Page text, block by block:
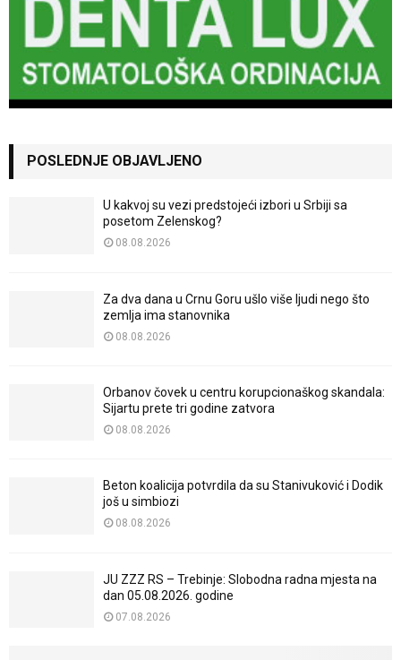
POSLEDNJE OBJAVLJENO
U kakvoj su vezi predstojeći izbori u Srbiji sa
posetom Zelenskog?
08.08.2026
Za dva dana u Crnu Goru ušlo više ljudi nego što
zemlja ima stanovnika
08.08.2026
Orbanov čovek u centru korupcionaškog skandala:
Sijartu prete tri godine zatvora
08.08.2026
Beton koalicija potvrdila da su Stanivuković i Dodik
još u simbiozi
08.08.2026
JU ZZZ RS – Trebinje: Slobodna radna mjesta na
dan 05.08.2026. godine
07.08.2026